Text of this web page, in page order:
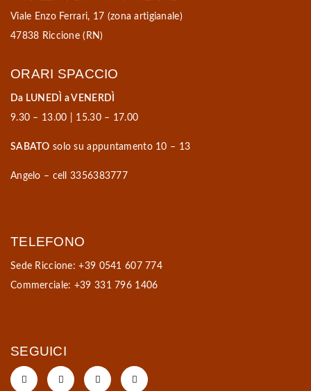
Viale Enzo Ferrari, 17 (zona artigianale)
47838 Riccione (RN)
ORARI SPACCIO
Da LUNEDÌ a VENERDÌ
9.30 – 13.00 | 15.30 – 17.00
SABATO solo su appuntamento 10 – 13
Angelo – cell 3356383777
TELEFONO
Sede Riccione: +39 0541 607 774
Commerciale: +39 331 796 1406
SEGUICI